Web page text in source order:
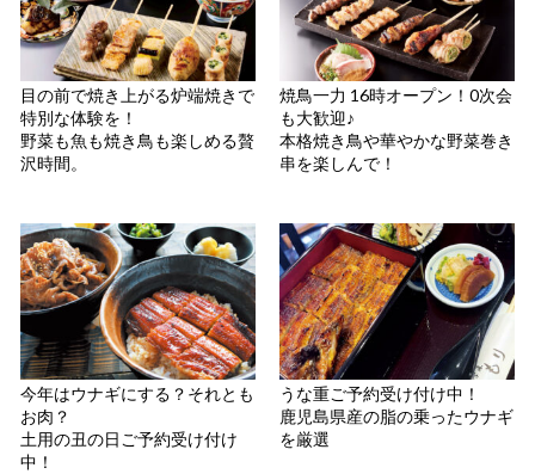
目の前で焼き上がる炉端焼きで
特別な体験を！
野菜も魚も焼き鳥も楽しめる贅
沢時間。
焼鳥一力 16時オープン！0次会
も大歓迎♪
本格焼き鳥や華やかな野菜巻き
串を楽しんで！
今年はウナギにする？それとも
お肉？
土用の丑の日ご予約受け付け
中！
うな重ご予約受け付け中！
鹿児島県産の脂の乗ったウナギ
を厳選